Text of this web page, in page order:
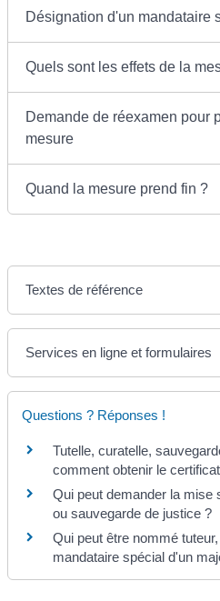
Désignation d'un mandataire
Quels sont les effets de la
Demande de réexamen pour
mesure
Quand la mesure prend fin ?
Textes de référence
Services en ligne et formulaires
Questions ? Réponses !
Tutelle, curatelle,
comment obtenir le
Qui peut demander la mise
ou sauvegarde de justice ?
Qui peut être nommé
mandataire spécial d'un